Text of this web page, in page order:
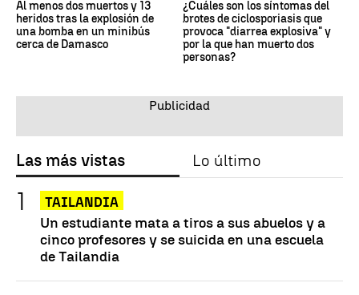
Al menos dos muertos y 13
heridos tras la explosión de
una bomba en un minibús
cerca de Damasco
¿Cuáles son los síntomas del
brotes de ciclosporiasis que
provoca "diarrea explosiva" y
por la que han muerto dos
personas?
Las más vistas Lo último
TAILANDIA
Un estudiante mata a tiros a sus abuelos y a
cinco profesores y se suicida en una escuela
de Tailandia